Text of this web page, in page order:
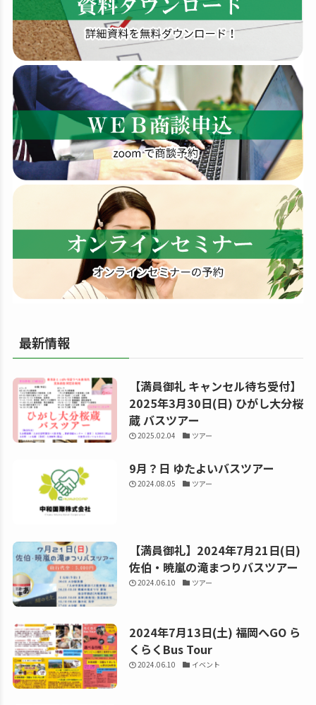
索
す
る
最新情報
【満員御礼 キャンセル待ち受付】
2025年3月30日(日) ひがし大分桜
蔵 バスツアー
2025.02.04 ツアー
9月？日 ゆたよいバスツアー
2024.08.05 ツアー
【満員御礼】2024年7月21日(日)
佐伯・暁嵐の滝まつりバスツアー
2024.06.10 ツアー
2024年7月13日(土) 福岡へGO ら
くらくBus Tour
2024.06.10 イベント